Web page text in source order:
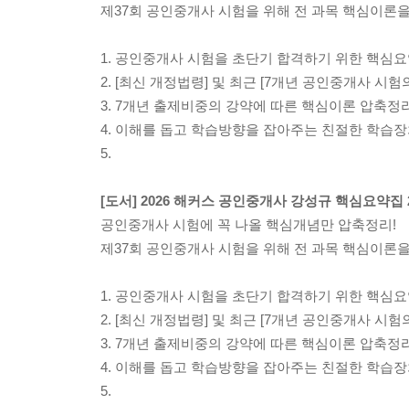
제37회 공인중개사 시험을 위해 전 과목 핵심이론
1. 공인중개사 시험을 초단기 합격하기 위한 핵심
2. [최신 개정법령] 및 최근 [7개년 공인중개사 시험
3. 7개년 출제비중의 강약에 따른 핵심이론 압축
4. 이해를 돕고 학습방향을 잡아주는 친절한 학습
5.
[도서] 2026 해커스 공인중개사 강성규 핵심요약
공인중개사 시험에 꼭 나올 핵심개념만 압축정리!
제37회 공인중개사 시험을 위해 전 과목 핵심이론
1. 공인중개사 시험을 초단기 합격하기 위한 핵심
2. [최신 개정법령] 및 최근 [7개년 공인중개사 시험
3. 7개년 출제비중의 강약에 따른 핵심이론 압축
4. 이해를 돕고 학습방향을 잡아주는 친절한 학습
5.